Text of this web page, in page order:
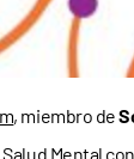
, miembro de
Salud Mental